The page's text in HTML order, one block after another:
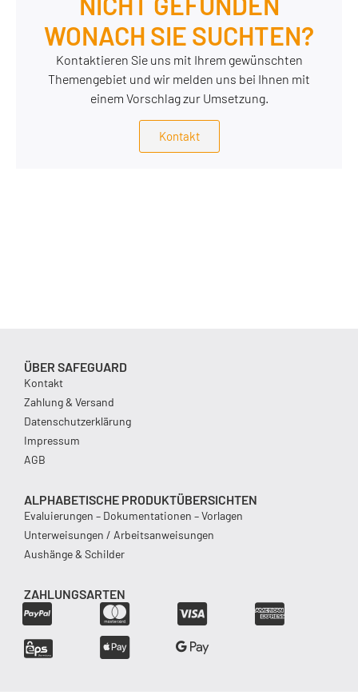
WONACH SIE SUCHTEN?
Kontaktieren Sie uns mit Ihrem gewünschten
Themengebiet und wir melden uns bei Ihnen mit
einem Vorschlag zur Umsetzung.
Kontakt
ÜBER SAFEGUARD
Kontakt
Zahlung & Versand
Datenschutzerklärung
Impressum
AGB
ALPHABETISCHE PRODUKTÜBERSICHTEN
Evaluierungen – Dokumentationen – Vorlagen
Unterweisungen / Arbeitsanweisungen
Aushänge & Schilder
ZAHLUNGSARTEN